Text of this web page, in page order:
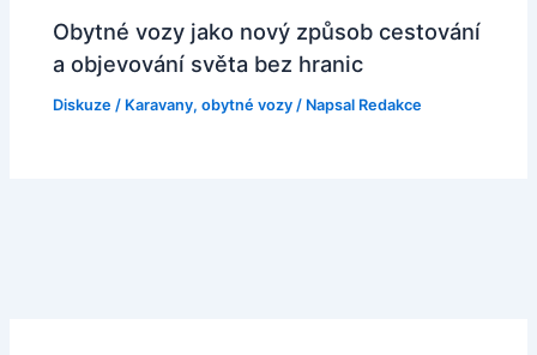
Obytné vozy jako nový způsob cestování
a objevování světa bez hranic
Diskuze / Karavany, obytné vozy / Napsal Redakce